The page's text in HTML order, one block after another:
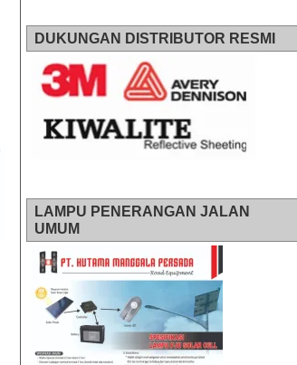
DUKUNGAN DISTRIBUTOR RESMI
LAMPU PENERANGAN JALAN
UMUM